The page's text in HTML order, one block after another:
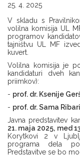
25. 4. 2025
V skladu s
volilna komisija UL
programov
tajništvu UL MF
kuvert.
Volilna komisija je
kandidaturi dveh
priimkov):
- prof. dr. Ksenije
- prof. dr. Sama
Javna predstavitev
21. maja 2025, med
Korytkovi 2 v
programa dela
Predstavitve se bo